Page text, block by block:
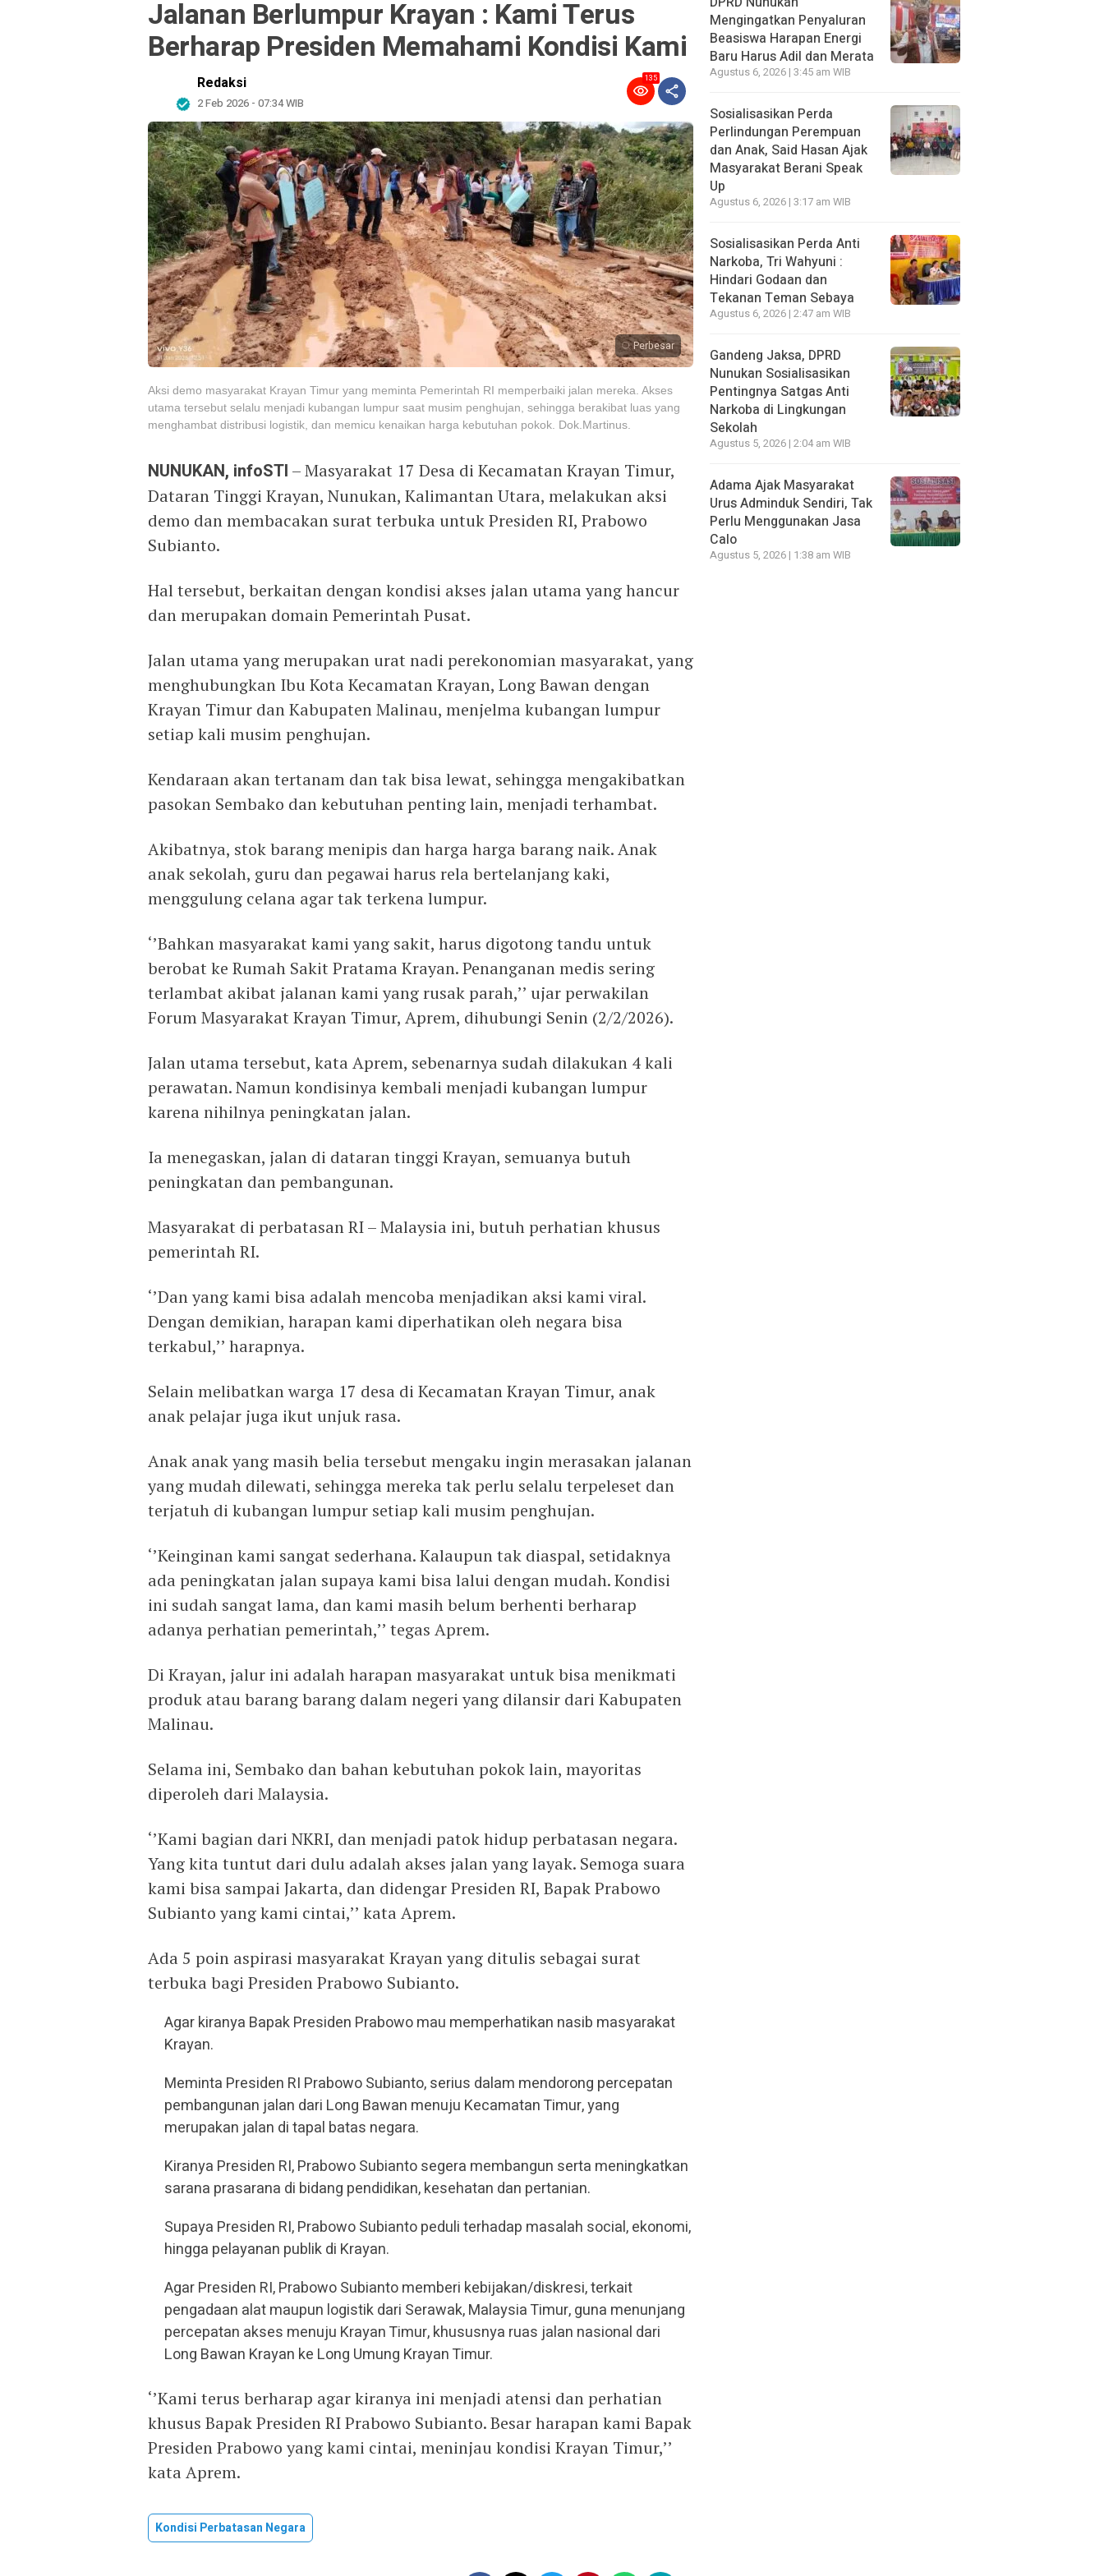
Jalanan Berlumpur Krayan : Kami Terus
Berharap Presiden Memahami Kondisi Kami
Redaksi
2 Feb 2026 - 07:34 WIB
135
Perbesar
Aksi demo masyarakat Krayan Timur yang meminta Pemerintah RI memperbaiki jalan mereka. Akses
utama tersebut selalu menjadi kubangan lumpur saat musim penghujan, sehingga berakibat luas yang
menghambat distribusi logistik, dan memicu kenaikan harga kebutuhan pokok. Dok.Martinus.
NUNUKAN, infoSTI – Masyarakat 17 Desa di Kecamatan Krayan Timur,
Dataran Tinggi Krayan, Nunukan, Kalimantan Utara, melakukan aksi
demo dan membacakan surat terbuka untuk Presiden RI, Prabowo
Subianto.
Hal tersebut, berkaitan dengan kondisi akses jalan utama yang hancur
dan merupakan domain Pemerintah Pusat.
Jalan utama yang merupakan urat nadi perekonomian masyarakat, yang
menghubungkan Ibu Kota Kecamatan Krayan, Long Bawan dengan
Krayan Timur dan Kabupaten Malinau, menjelma kubangan lumpur
setiap kali musim penghujan.
Kendaraan akan tertanam dan tak bisa lewat, sehingga mengakibatkan
pasokan Sembako dan kebutuhan penting lain, menjadi terhambat.
Akibatnya, stok barang menipis dan harga harga barang naik. Anak
anak sekolah, guru dan pegawai harus rela bertelanjang kaki,
menggulung celana agar tak terkena lumpur.
‘’Bahkan masyarakat kami yang sakit, harus digotong tandu untuk
berobat ke Rumah Sakit Pratama Krayan. Penanganan medis sering
terlambat akibat jalanan kami yang rusak parah,’’ ujar perwakilan
Forum Masyarakat Krayan Timur, Aprem, dihubungi Senin (2/2/2026).
Jalan utama tersebut, kata Aprem, sebenarnya sudah dilakukan 4 kali
perawatan. Namun kondisinya kembali menjadi kubangan lumpur
karena nihilnya peningkatan jalan.
Ia menegaskan, jalan di dataran tinggi Krayan, semuanya butuh
peningkatan dan pembangunan.
Masyarakat di perbatasan RI – Malaysia ini, butuh perhatian khusus
pemerintah RI.
‘’Dan yang kami bisa adalah mencoba menjadikan aksi kami viral.
Dengan demikian, harapan kami diperhatikan oleh negara bisa
terkabul,’’ harapnya.
Selain melibatkan warga 17 desa di Kecamatan Krayan Timur, anak
anak pelajar juga ikut unjuk rasa.
Anak anak yang masih belia tersebut mengaku ingin merasakan jalanan
yang mudah dilewati, sehingga mereka tak perlu selalu terpeleset dan
terjatuh di kubangan lumpur setiap kali musim penghujan.
‘’Keinginan kami sangat sederhana. Kalaupun tak diaspal, setidaknya
ada peningkatan jalan supaya kami bisa lalui dengan mudah. Kondisi
ini sudah sangat lama, dan kami masih belum berhenti berharap
adanya perhatian pemerintah,’’ tegas Aprem.
Di Krayan, jalur ini adalah harapan masyarakat untuk bisa menikmati
produk atau barang barang dalam negeri yang dilansir dari Kabupaten
Malinau.
Selama ini, Sembako dan bahan kebutuhan pokok lain, mayoritas
diperoleh dari Malaysia.
‘’Kami bagian dari NKRI, dan menjadi patok hidup perbatasan negara.
Yang kita tuntut dari dulu adalah akses jalan yang layak. Semoga suara
kami bisa sampai Jakarta, dan didengar Presiden RI, Bapak Prabowo
Subianto yang kami cintai,’’ kata Aprem.
Ada 5 poin aspirasi masyarakat Krayan yang ditulis sebagai surat
terbuka bagi Presiden Prabowo Subianto.
Agar kiranya Bapak Presiden Prabowo mau memperhatikan nasib masyarakat
Krayan.
Meminta Presiden RI Prabowo Subianto, serius dalam mendorong percepatan
pembangunan jalan dari Long Bawan menuju Kecamatan Timur, yang
merupakan jalan di tapal batas negara.
Kiranya Presiden RI, Prabowo Subianto segera membangun serta meningkatkan
sarana prasarana di bidang pendidikan, kesehatan dan pertanian.
Supaya Presiden RI, Prabowo Subianto peduli terhadap masalah social, ekonomi,
hingga pelayanan publik di Krayan.
Agar Presiden RI, Prabowo Subianto memberi kebijakan/diskresi, terkait
pengadaan alat maupun logistik dari Serawak, Malaysia Timur, guna menunjang
percepatan akses menuju Krayan Timur, khususnya ruas jalan nasional dari
Long Bawan Krayan ke Long Umung Krayan Timur.
‘’Kami terus berharap agar kiranya ini menjadi atensi dan perhatian
khusus Bapak Presiden RI Prabowo Subianto. Besar harapan kami Bapak
Presiden Prabowo yang kami cintai, meninjau kondisi Krayan Timur,’’
kata Aprem.
Kondisi Perbatasan Negara
Mengingatkan Penyaluran
Beasiswa Harapan Energi
Baru Harus Adil dan Merata
Agustus 6, 2026 | 3:45 am WIB
Sosialisasikan Perda
Perlindungan Perempuan
dan Anak, Said Hasan Ajak
Masyarakat Berani Speak
Up
Agustus 6, 2026 | 3:17 am WIB
Sosialisasikan Perda Anti
Narkoba, Tri Wahyuni :
Hindari Godaan dan
Tekanan Teman Sebaya
Agustus 6, 2026 | 2:47 am WIB
Gandeng Jaksa, DPRD
Nunukan Sosialisasikan
Pentingnya Satgas Anti
Narkoba di Lingkungan
Sekolah
Agustus 5, 2026 | 2:04 am WIB
Adama Ajak Masyarakat
Urus Adminduk Sendiri, Tak
Perlu Menggunakan Jasa
Calo
Agustus 5, 2026 | 1:38 am WIB